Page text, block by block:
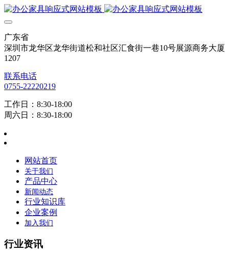
广东省
深圳市龙华区龙华街道松和社区汇食街一巷10号展源商务大厦
1207
联系电话
0755-22220219
工作日：8:30-18:00
周六日：8:30-18:00
网站首页
关于我们
产品中心
新闻动态
行业知识库
企业案例
加入我们
行业资讯